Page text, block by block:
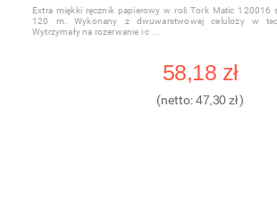
Extra miękki ręcznik papierowy w roli Tork Matic 120016
120 m. Wykonany z dwuwarstwowej celulozy w
Wytrzymały na rozerwanie i c
58,18 zł
(netto:47,30 zł)